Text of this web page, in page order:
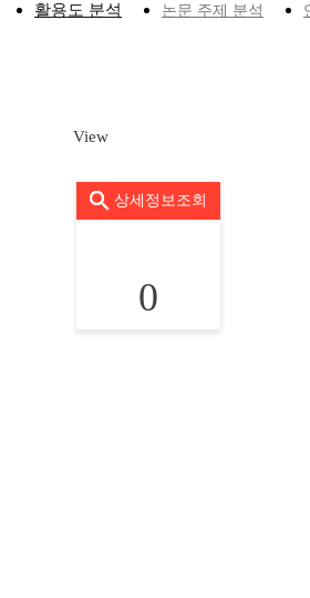
활용도 분석 논문 주제 분석
View
상세정보조회
0